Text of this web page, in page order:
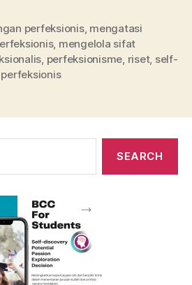
perfeksionis, mengatasi
, mengelola sifat
, perfeksionisme, riset, self-